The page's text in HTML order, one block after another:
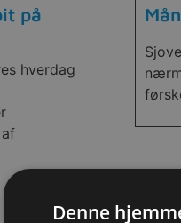
på
hverdag
Denne